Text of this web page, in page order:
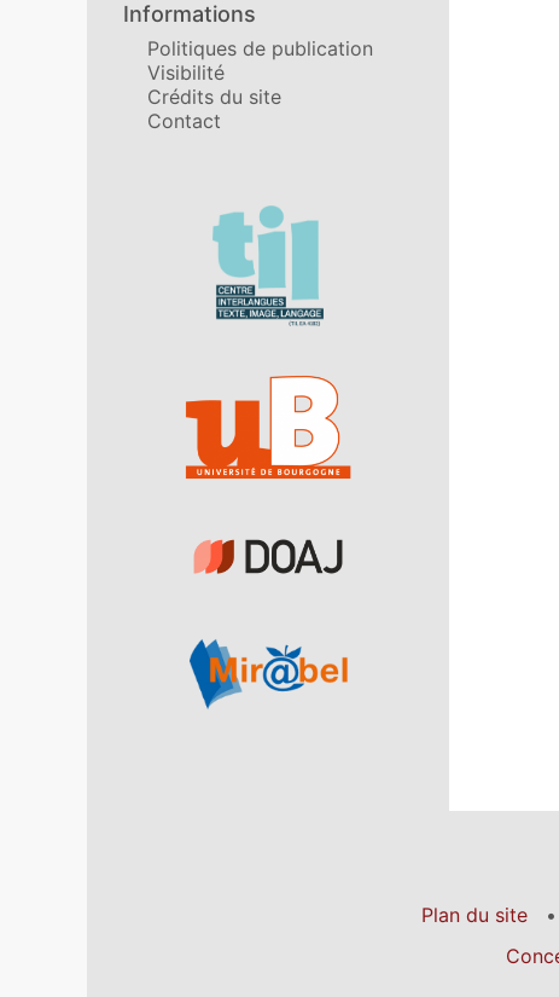
Informations
Politiques de publication
Visibilité
Crédits du site
Contact
Affiliations/partenaires
Plan du site